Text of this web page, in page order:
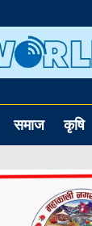
समाज कृषि